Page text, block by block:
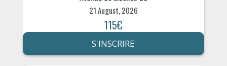
21 August, 2026
115€
S'INSCRIRE